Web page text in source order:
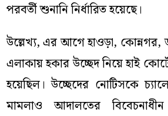
পরবর্তী শুনানি নির্ধারিত হয়েছে।
উল্লেখ্য, এর আগে হাওড়া, কোন্নগর,
এলাকায় হকার উচ্ছেদ নিয়ে হাই
হয়েছিল। উচ্ছেদের নোটিসকে
মামলাও আদালতের